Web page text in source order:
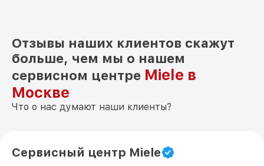
Отзывы наших клиентов скажут
больше, чем мы о нашем
сервисном центре Miele в
Москве
Что о нас думают наши клиенты?
Сервисный центр Miele